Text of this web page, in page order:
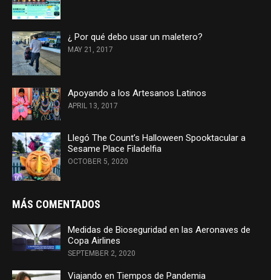
¿ Por qué debo usar un maletero?
MAY 21, 2017
Apoyando a los Artesanos Latinos
APRIL 13, 2017
Llegó The Count’s Halloween Spooktacular a
Sesame Place Filadelfia
OCTOBER 5, 2020
MÁS COMENTADOS
Medidas de Bioseguridad en las Aeronaves de
Copa Airlines
SEPTEMBER 2, 2020
Viajando en Tiempos de Pandemia